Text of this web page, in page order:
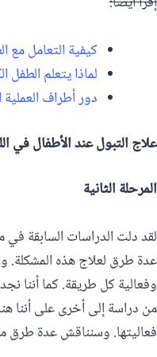
كيفية التعامل مع
لماذا يتعلم
دور أطراف
علاج التبول عند الأطفال في
لقد دلت الدراسات السابقة
عدة طرق لعلاج هذه المشكلة.
وفعالية كل طريقة. كما أننا
من دراسة إلى أخرى على أننا
فعاليتها. وسنناقش عدة طرق